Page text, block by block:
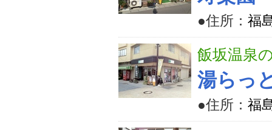
●住所： 福
飯坂温泉
湯らっ
●住所： 福